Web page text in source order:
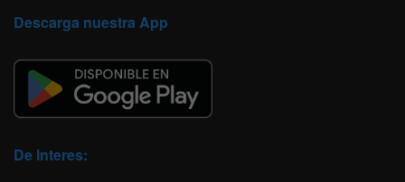
Descarga nuestra App
De Interes: